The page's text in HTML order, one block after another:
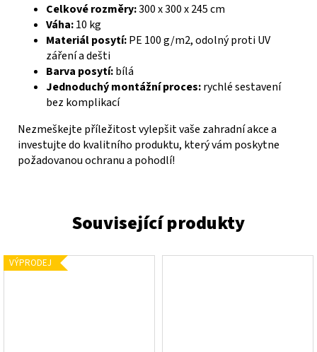
Celkové rozměry:300 x 300 x 245 cm
Váha:10 kg
Materiál posytí:PE 100 g/m2, odolný proti UV
záření a dešti
Barva posytí:bílá
Jednoduchý montážní proces:rychlé sestavení
bez komplikací
Nezmeškejte příležitost vylepšit vaše zahradní akce a
investujte do kvalitního produktu, který vám poskytne
požadovanou ochranu a pohodlí!
VÝPRODEJ